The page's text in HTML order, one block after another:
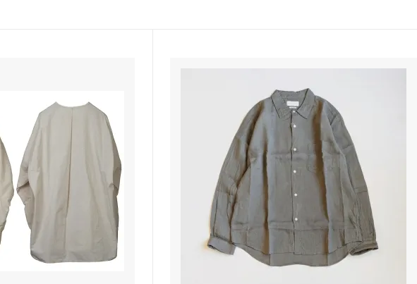
FER A CHEVAL
Other Brand USED